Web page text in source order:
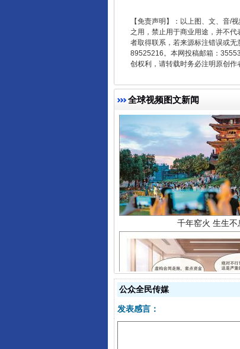
【免责声明】：以上图、文、音/
之用，禁止用于商业用途，并不
者取得联系，若来源标注错误或
89525216。本网投稿邮箱：
创权利，请转载时务必注明原创作
全球视频图文新闻
千年窑火 生生不
公众全民传媒
发表感言：